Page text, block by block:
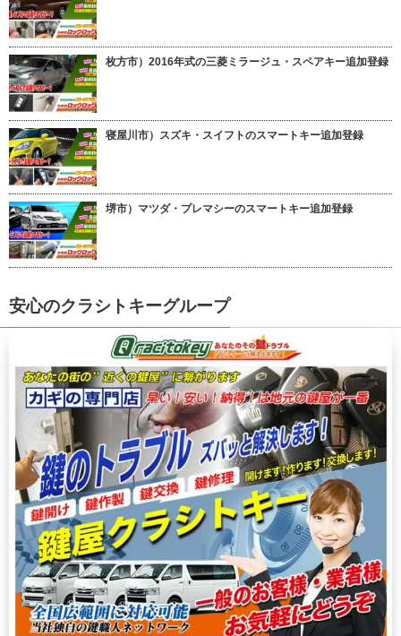
枚方市）2016年式の三菱ミラージュ・スペアキー追加登録
寝屋川市）スズキ・スイフトのスマートキー追加登録
堺市）マツダ・プレマシーのスマートキー追加登録
安心のクラシトキーグループ